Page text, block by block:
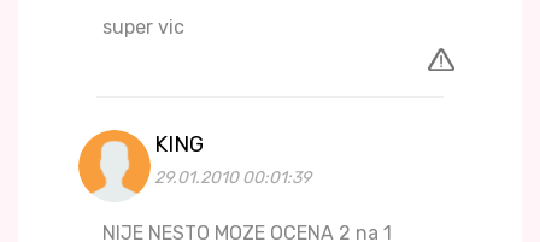
super vic
KING
29.01.2010 00:01:39
NIJE NESTO MOZE OCENA 2 na 1